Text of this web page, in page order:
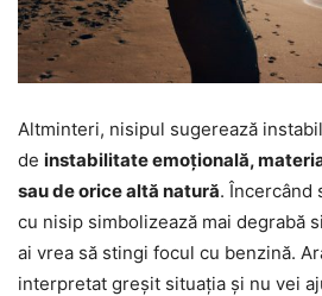
Altminteri, nisipul sugerează
de instabilitate emoțională,
sau de orice altă natură. Încercând
cu nisip simbolizează mai degrabă
ai vrea să stingi focul cu benzină.
interpretat greșit situația și nu vei